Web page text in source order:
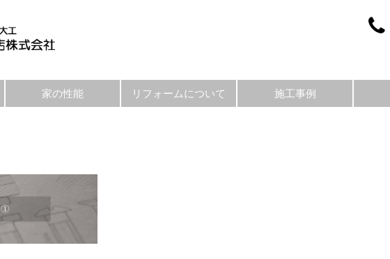
家の性能 リフォームについて 施工事例